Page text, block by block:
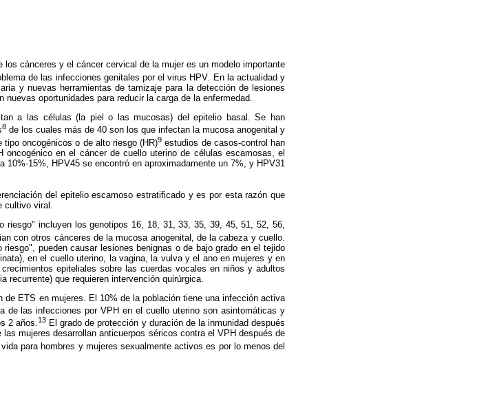
cánceres y el cáncer cervical de la mujer es un modelo importante
de las infecciones genitales por el virus HPV. En la actualidad y
y nuevas herramientas de tamizaje para la detección de lesiones
oportunidades para reducir la carga de la enfermedad.
a las células (la piel o las mucosas) del epitelio basal. Se han
8 de los cuales más de 40 son los que infectan la mucosa anogenital y
oncogénicos o de alto riesgo (HR)9 estudios de casos-control han
oncogénico en el cáncer de cuello uterino de células escamosas, el
15%, HPV45 se encontró en aproximadamente un 7%, y HPV31
del epitelio escamoso estratificado y es por esta razón que
cultivo viral.
riesgo" incluyen los genotipos 16, 18, 31, 33, 35, 39, 45, 51, 52, 56,
con otros cánceres de la mucosa anogenital, de la cabeza y cuello.
pueden causar lesiones benignas o de bajo grado en el tejido
en el cuello uterino, la vagina, la vulva y el ano en mujeres y en
epiteliales sobre las cuerdas vocales en niños y adultos
recurrente) que requieren intervención quirúrgica.
de ETS en mujeres. El 10% de la población tiene una infección activa
de las infecciones por VPH en el cuello uterino son asintomáticas y
2 años.13 El grado de protección y duración de la inmunidad después
mujeres desarrollan anticuerpos séricos contra el VPH después de
para hombres y mujeres sexualmente activos es por lo menos del